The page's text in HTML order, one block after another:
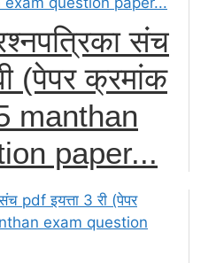
संच
(पेपर क्रमांक
manthan
paper...